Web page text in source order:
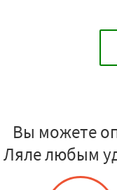
Вы можете
Ляле любым